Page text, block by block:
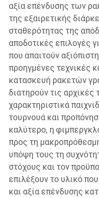
αξία επένδυσης των
της εξαιρετικής
σταθερότητας της
αποδοτικές επιλογές
που απαιτούν
προηγμένες τεχνικές
κατασκευή ρακετών
διατηρούν τις
χαρακτηριστικά
τουρνουά και
καλύτερο, η
προς τη
υπόψη τους τη
στόχους και τον
επιλέξουν το υλικό
και αξία επένδυσης